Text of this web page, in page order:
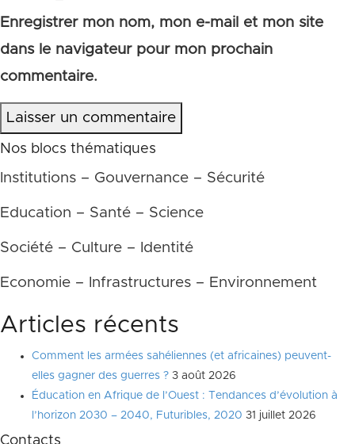
Enregistrer mon nom, mon e-mail et mon site
dans le navigateur pour mon prochain
commentaire.
Laisser un commentaire
Nos blocs thématiques
Institutions – Gouvernance – Sécurité
Education – Santé – Science
Société – Culture – Identité
Economie – Infrastructures – Environnement
Articles récents
Comment les armées sahéliennes (et africaines) peuvent-
elles gagner des guerres ? 3 août 2026
Éducation en Afrique de l’Ouest : Tendances d’évolution à
l’horizon 2030 – 2040, Futuribles, 2020 31 juillet 2026
Contacts